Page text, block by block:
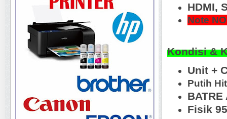
HDMI,
Note
Kondisi &
Unit +
Putih
BATRE
Fisik